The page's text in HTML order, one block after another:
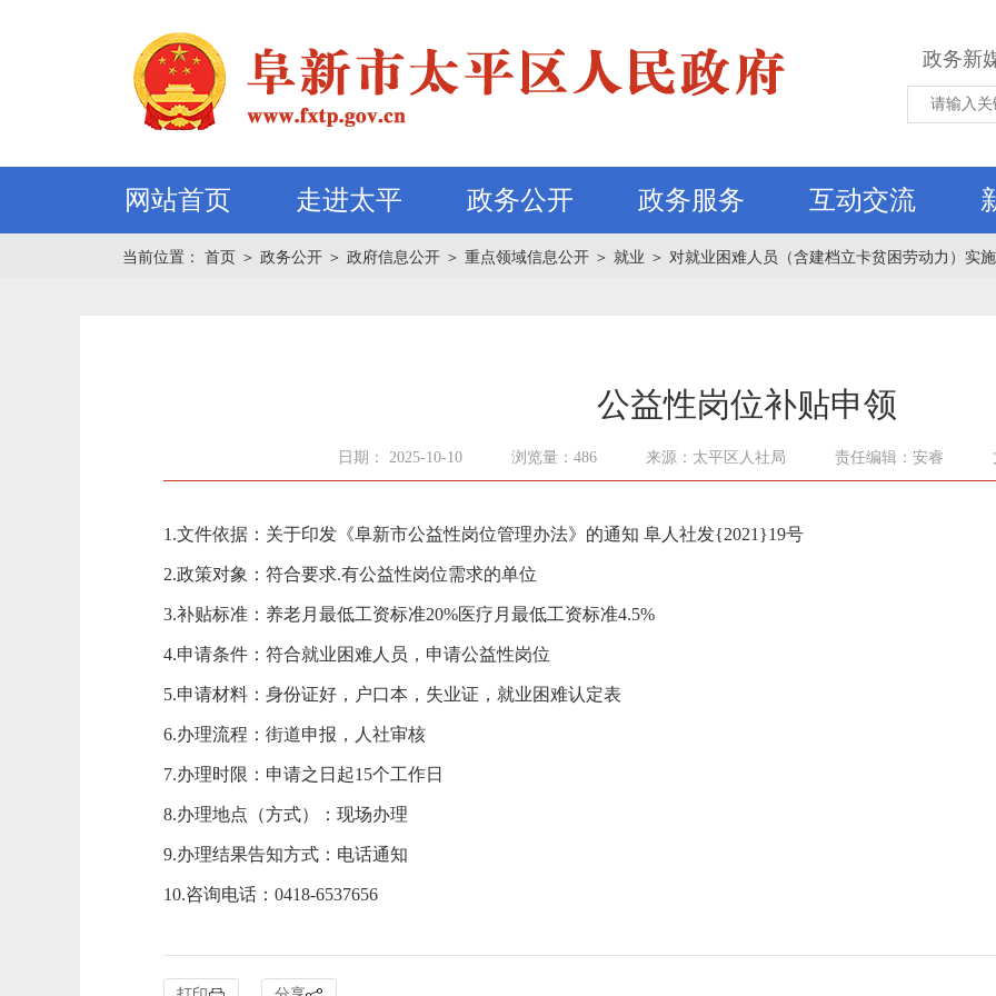
政务新
网站首页 走进太平 政务公开 政务服务 互动交流
当前位置： 首页 ＞ 政务公开 ＞ 政府信息公开 ＞ 重点领域信息公开 ＞ 就业 ＞ 对就业困难人员（含建档立卡贫困劳动力）实
公益性岗位补贴申领
日期： 2025-10-10 浏览量：486 来源：太平区人社局 责任编辑：安睿
1.文件依据：关于印发《阜新市公益性岗位管理办法》的通知 阜人社发{2021}19号
2.政策对象：符合要求.有公益性岗位需求的单位
3.补贴标准：养老月最低工资标准20%医疗月最低工资标准4.5%
4.申请条件：符合就业困难人员，申请公益性岗位
5.申请材料：身份证好，户口本，失业证，就业困难认定表
6.办理流程：街道申报，人社审核
7.办理时限：申请之日起15个工作日
8.办理地点（方式）：现场办理
9.办理结果告知方式：电话通知
10.咨询电话：0418-6537656